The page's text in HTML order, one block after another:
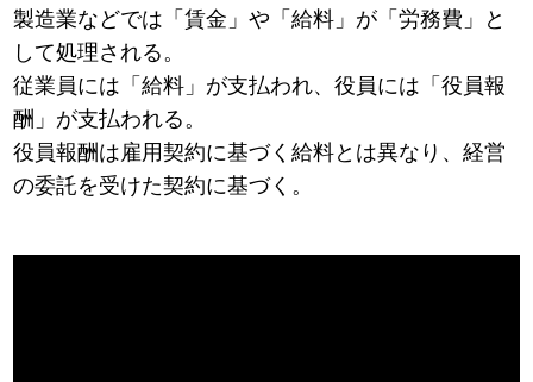
製造業などでは「賃金」や「給料」が「労務費」と
して処理される。
従業員には「給料」が支払われ、役員には「役員報
酬」が支払われる。
役員報酬は雇用契約に基づく給料とは異なり、経営
の委託を受けた契約に基づく。